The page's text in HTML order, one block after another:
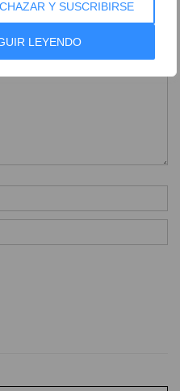
Y SUSCRIBIRSE
LEYENDO